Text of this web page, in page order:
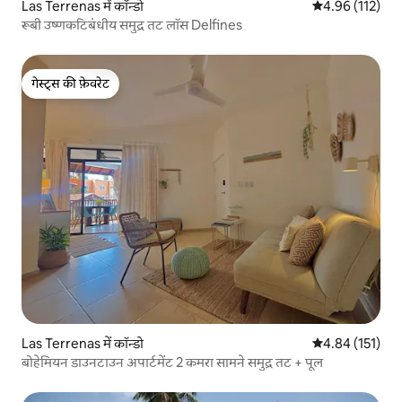
Las Terrenas में कॉन्डो औसत रेटिंग 5 में से
4.96 (112)
रूबी उष्णकटिबंधीय समुद्र तट लॉस Delfines
गेस्ट्स की फ़ेवरेट
गेस्ट्स की फ़ेवरेट
Las Terrenas में कॉन्डो औसत रेटिंग 5 में से
4.84 (151)
बोहेमियन डाउनटाउन अपार्टमेंट 2 कमरा सामने समुद्र तट + पूल